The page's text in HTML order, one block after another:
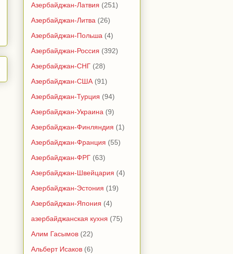
Азербайджан-Латвия (251)
Азербайджан-Литва (26)
Азербайджан-Польша (4)
Азербайджан-Россия (392)
Азербайджан-СНГ (28)
Азербайджан-США (91)
Азербайджан-Турция (94)
Азербайджан-Украина (9)
Азербайджан-Финляндия (1)
Азербайджан-Франция (55)
Азербайджан-ФРГ (63)
Азербайджан-Швейцария (4)
Азербайджан-Эстония (19)
Азербайджан-Япония (4)
азербайджанская кухня (75)
Алим Гасымов (22)
Альберт Исаков (6)